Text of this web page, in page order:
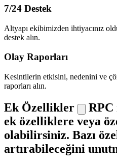
7/24 Destek
Altyapı ekibimizden ihtiyacınız
destek alın.
Olay Raporları
Kesintilerin etkisini, nedenini ve
raporları alın.
Ek Özellikler
RPC
ek özelliklere veya
olabilirsiniz. Bazı
artırabileceğini